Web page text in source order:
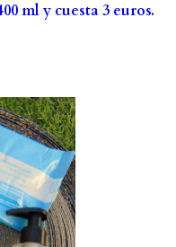
ml y cuesta 3 euros.